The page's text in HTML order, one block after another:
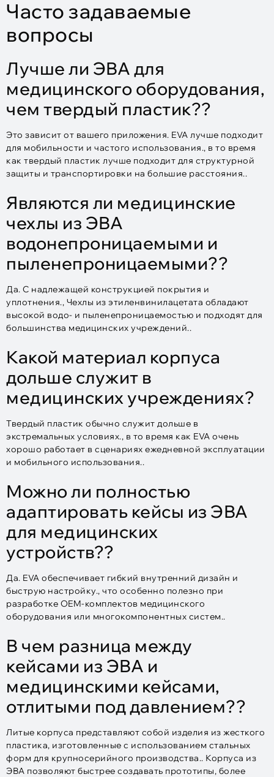
Часто задаваемые
вопросы
Лучше ли ЭВА для
медицинского оборудования,
чем твердый пластик??
Это зависит от вашего приложения. EVA лучше подходит
для мобильности и частого использования., в то время
как твердый пластик лучше подходит для структурной
защиты и транспортировки на большие расстояния..
Являются ли медицинские
чехлы из ЭВА
водонепроницаемыми и
пыленепроницаемыми??
Да. С надлежащей конструкцией покрытия и
уплотнения., Чехлы из этиленвинилацетата обладают
высокой водо- и пыленепроницаемостью и подходят для
большинства медицинских учреждений..
Какой материал корпуса
дольше служит в
медицинских учреждениях?
Твердый пластик обычно служит дольше в
экстремальных условиях., в то время как EVA очень
хорошо работает в сценариях ежедневной эксплуатации
и мобильного использования..
Можно ли полностью
адаптировать кейсы из ЭВА
для медицинских
устройств??
Да. EVA обеспечивает гибкий внутренний дизайн и
быструю настройку., что особенно полезно при
разработке OEM-комплектов медицинского
оборудования или многокомпонентных систем..
В чем разница между
кейсами из ЭВА и
медицинскими кейсами,
отлитыми под давлением??
Литые корпуса представляют собой изделия из жесткого
пластика, изготовленные с использованием стальных
форм для крупносерийного производства.. Корпуса из
ЭВА позволяют быстрее создавать прототипы, более